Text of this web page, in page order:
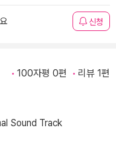
신청
100자평 0편 리뷰 1편
Sound Track